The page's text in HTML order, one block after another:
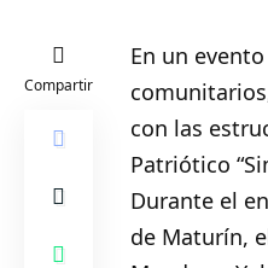
Compartir
En un
con las
Patriótico
Durante el
de Maturín,